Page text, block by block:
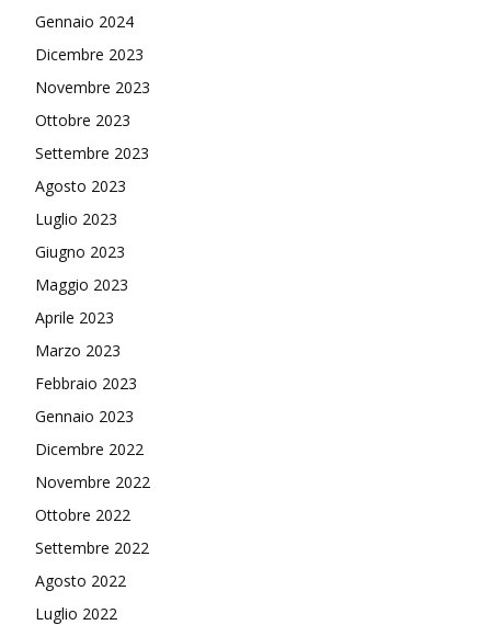
Gennaio 2024
Dicembre 2023
Novembre 2023
Ottobre 2023
Settembre 2023
Agosto 2023
Luglio 2023
Giugno 2023
Maggio 2023
Aprile 2023
Marzo 2023
Febbraio 2023
Gennaio 2023
Dicembre 2022
Novembre 2022
Ottobre 2022
Settembre 2022
Agosto 2022
Luglio 2022